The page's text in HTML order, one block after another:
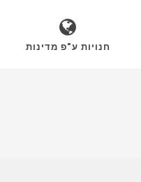
חנויות ע"פ מדינות